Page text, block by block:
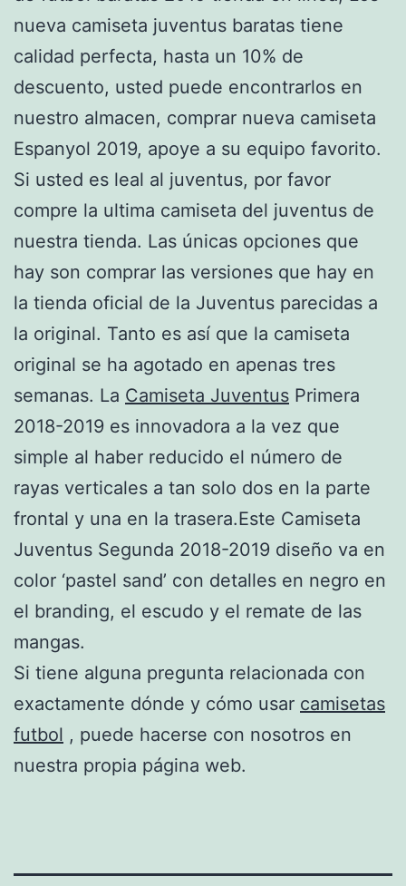
nueva camiseta juventus baratas tiene
calidad perfecta, hasta un 10% de
descuento, usted puede encontrarlos en
nuestro almacen, comprar nueva camiseta
Espanyol 2019, apoye a su equipo favorito.
Si usted es leal al juventus, por favor
compre la ultima camiseta del juventus de
nuestra tienda. Las únicas opciones que
hay son comprar las versiones que hay en
la tienda oficial de la Juventus parecidas a
la original. Tanto es así que la camiseta
original se ha agotado en apenas tres
semanas. La Camiseta Juventus Primera
2018-2019 es innovadora a la vez que
simple al haber reducido el número de
rayas verticales a tan solo dos en la parte
frontal y una en la trasera.Este Camiseta
Juventus Segunda 2018-2019 diseño va en
color ‘pastel sand’ con detalles en negro en
el branding, el escudo y el remate de las
mangas.
Si tiene alguna pregunta relacionada con
exactamente dónde y cómo usar camisetas
futbol , puede hacerse con nosotros en
nuestra propia página web.